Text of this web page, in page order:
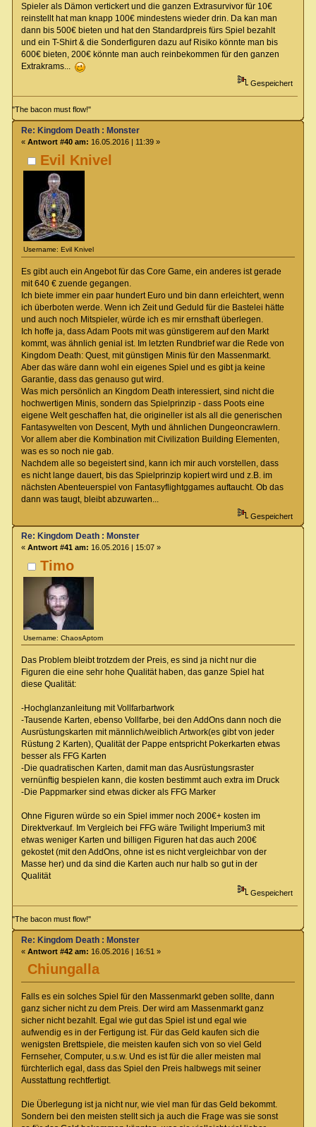
Spieler als Dämon vertickert und die ganzen Extrasurvivor für 10€
reinstellt hat man knapp 100€ mindestens wieder drin. Da kan man
dann bis 500€ bieten und hat den Standardpreis fürs Spiel bezahlt
und ein T-Shirt & die Sonderfiguren dazu auf Risiko könnte man bis
600€ bieten, 200€ könnte man auch reinbekommen für den ganzen
Extrakrams...
Gespeichert
"The bacon must flow!"
Evil Knivel
Username: Evil Knivel
Re: Kingdom Death : Monster
« Antwort #40 am: 16.05.2016 | 11:39 »
Es gibt auch ein Angebot für das Core Game, ein anderes ist gerade
mit 640 € zuende gegangen.
Ich biete immer ein paar hundert Euro und bin dann erleichtert, wenn
ich überboten werde. Wenn ich Zeit und Geduld für die Bastelei hätte
und auch noch Mitspieler, würde ich es mir ernsthaft überlegen.
Ich hoffe ja, dass Adam Poots mit was günstigerem auf den Markt
kommt, was ähnlich genial ist. Im letzten Rundbrief war die Rede von
Kingdom Death: Quest, mit günstigen Minis für den Massenmarkt.
Aber das wäre dann wohl ein eigenes Spiel und es gibt ja keine
Garantie, dass das genauso gut wird.
Was mich persönlich an Kingdom Death interessiert, sind nicht die
hochwertigen Minis, sondern das Spielprinzip - dass Poots eine
eigene Welt geschaffen hat, die origineller ist als all die generischen
Fantasywelten von Descent, Myth und ähnlichen Dungeoncrawlern.
Vor allem aber die Kombination mit Civilization Building Elementen,
was es so noch nie gab.
Nachdem alle so begeistert sind, kann ich mir auch vorstellen, dass
es nicht lange dauert, bis das Spielprinzip kopiert wird und z.B. im
nächsten Abenteuerspiel von Fantasyflightggames auftaucht. Ob das
dann was taugt, bleibt abzuwarten...
Gespeichert
Timo
Username: ChaosAptom
Re: Kingdom Death : Monster
« Antwort #41 am: 16.05.2016 | 15:07 »
Das Problem bleibt trotzdem der Preis, es sind ja nicht nur die
Figuren die eine sehr hohe Qualität haben, das ganze Spiel hat
diese Qualität:
-Hochglanzanleitung mit Vollfarbartwork
-Tausende Karten, ebenso Vollfarbe, bei den AddOns dann noch die
Ausrüstungskarten mit männlich/weiblich Artwork(es gibt von jeder
Rüstung 2 Karten), Qualität der Pappe entspricht Pokerkarten etwas
besser als FFG Karten
-Die quadratischen Karten, damit man das Ausrüstungsraster
vernünftig bespielen kann, die kosten bestimmt auch extra im Druck
-Die Pappmarker sind etwas dicker als FFG Marker
Ohne Figuren würde so ein Spiel immer noch 200€+ kosten im
Direktverkauf. Im Vergleich bei FFG wäre Twilight Imperium3 mit
etwas weniger Karten und billigen Figuren hat das auch 200€
gekostet (mit den AddOns, ohne ist es nicht vergleichbar von der
Masse her) und da sind die Karten auch nur halb so gut in der
Qualität
Gespeichert
"The bacon must flow!"
Chiungalla
Re: Kingdom Death : Monster
« Antwort #42 am: 16.05.2016 | 16:51 »
Falls es ein solches Spiel für den Massenmarkt geben sollte, dann
ganz sicher nicht zu dem Preis. Der wird am Massenmarkt ganz
sicher nicht bezahlt. Egal wie gut das Spiel ist und egal wie
aufwendig es in der Fertigung ist. Für das Geld kaufen sich die
wenigsten Brettspiele, die meisten kaufen sich von so viel Geld
Fernseher, Computer, u.s.w. Und es ist für die aller meisten mal
fürchterlich egal, dass das Spiel den Preis halbwegs mit seiner
Ausstattung rechtfertigt.
Die Überlegung ist ja nicht nur, wie viel man für das Geld bekommt.
Sondern bei den meisten stellt sich ja auch die Frage was sie sonst